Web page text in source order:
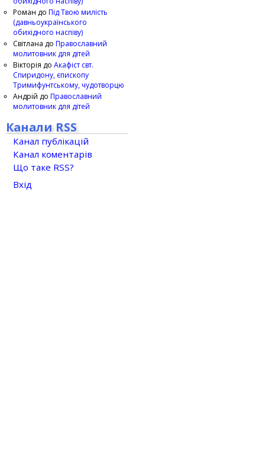
Роман до Під Твою милість
(давньоукраїнського
обихідного наспіву)
Світлана до Православний
молитовник для дітей
Вікторія до Акафіст свт.
Спиридону, єпископу
Тримифунтському, чудотворцю
Андрій до Православний
молитовник для дітей
Канали RSS
Канал публікацій
Канал коментарів
Що таке RSS?
Вхід